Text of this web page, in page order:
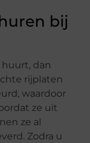
bij
dan
rijplaten
waardoor
ze uit
ze al
Zodra u